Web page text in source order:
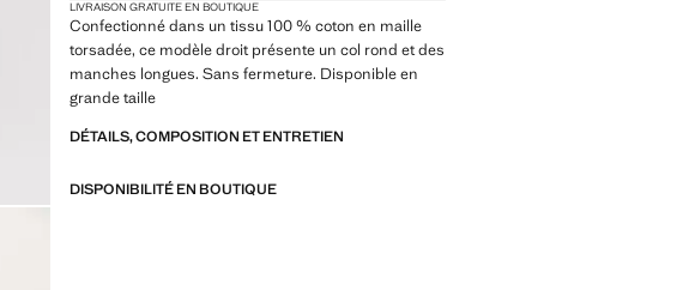
LIVRAISON GRATUITE EN BOUTIQUE
Confectionné dans un tissu 100 % coton en maille
torsadée, ce modèle droit présente un col rond et des
manches longues. Sans fermeture. Disponible en
grande taille
DÉTAILS, COMPOSITION ET ENTRETIEN
DISPONIBILITÉ EN BOUTIQUE